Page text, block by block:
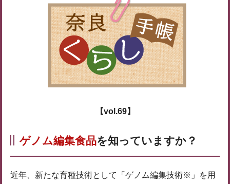
【vol.69】
ゲノム編集食品を知っていますか？
近年、新たな育種技術として「ゲノム編集技術※」を用